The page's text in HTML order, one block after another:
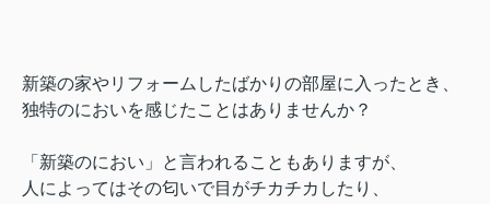
新築の家やリフォームしたばかりの部屋に入ったとき、
独特のにおいを感じたことはありませんか？
「新築のにおい」と言われることもありますが、
人によってはその匂いで目がチカチカしたり、